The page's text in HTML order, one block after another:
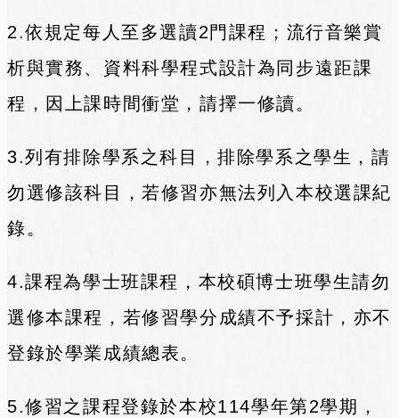
2.依規定每人至多選讀2門課程；流行音樂賞
析與實務、資料科學程式設計為同步遠距課
程，因上課時間衝堂，請擇一修讀。
3.列有排除學系之科目，排除學系之學生，請
勿選修該科目，若修習亦無法列入本校選課紀
錄。
4.課程為學士班課程，本校碩博士班學生請勿
選修本課程，若修習學分成績不予採計，亦不
登錄於學業成績總表。
5.修習之課程登錄於本校114學年第2學期，